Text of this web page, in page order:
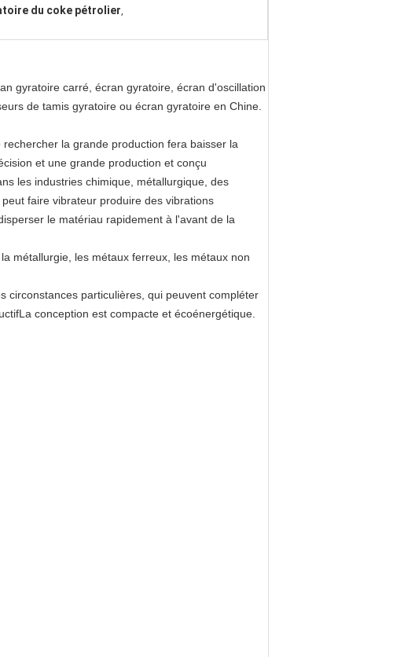
du coke pétrolier,
gyratoire carré, écran gyratoire, écran d'oscillation
de tamis gyratoire ou écran gyratoire en Chine.
la grande production fera baisser la
et une grande production et conçu
les industries chimique, métallurgique, des
faire vibrateur produire des vibrations
le matériau rapidement à l'avant de la
métallurgie, les métaux ferreux, les métaux non
circonstances particulières, qui peuvent compléter
conception est compacte et écoénergétique.